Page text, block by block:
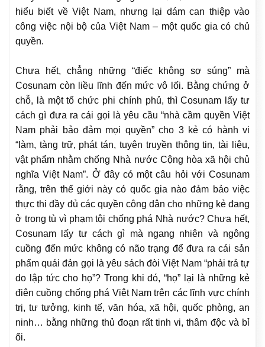
hiểu biết về Việt Nam, nhưng lại dám can thiệp vào
công việc nội bộ của Việt Nam – một quốc gia có chủ
quyền.
Chưa hết, chẳng những “điếc không sợ súng” mà
Cosunam còn liều lĩnh đến mức vô lối. Bằng chứng ở
chỗ, là một tổ chức phi chính phủ, thì Cosunam lấy tư
cách gì đưa ra cái gọi là yêu cầu “nhà cầm quyền Việt
Nam phải bảo đảm mọi quyền” cho 3 kẻ có hành vi
“làm, tàng trữ, phát tán, tuyên truyền thông tin, tài liệu,
vật phẩm nhằm chống Nhà nước Cộng hòa xã hội chủ
nghĩa Việt Nam”. Ở đây có một câu hỏi với Cosunam
rằng, trên thế giới này có quốc gia nào đảm bảo việc
thực thi đầy đủ các quyền công dân cho những kẻ đang
ở trong tù vì phạm tội chống phá Nhà nước? Chưa hết,
Cosunam lấy tư cách gì mà ngang nhiên và ngông
cuồng đến mức không có não trạng để đưa ra cái sản
phẩm quái đản gọi là yêu sách đòi Việt Nam “phải trả tự
do lập tức cho họ”? Trong khi đó, “họ” lại là những kẻ
điên cuồng chống phá Việt Nam trên các lĩnh vực chính
trị, tư tưởng, kinh tế, văn hóa, xã hội, quốc phòng, an
ninh… bằng những thủ đoạn rất tinh vi, thâm độc và bỉ
ổi.